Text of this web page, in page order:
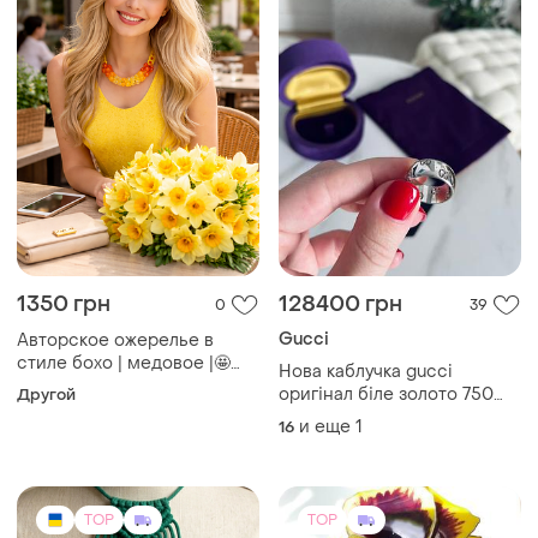
TOP
450 грн
TOP
850 грн 24
Брошь " анютины глазки"